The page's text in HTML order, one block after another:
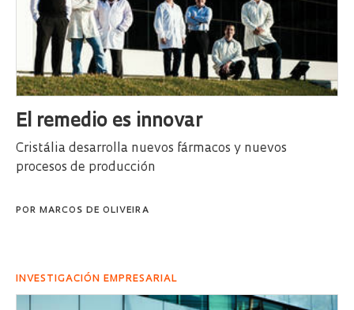
El remedio es innovar
Cristália desarrolla nuevos fármacos y nuevos
procesos de producción
POR MARCOS DE OLIVEIRA
INVESTIGACIÓN EMPRESARIAL